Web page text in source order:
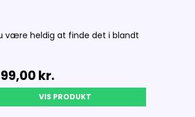
være heldig at finde det i blandt
kr.
VIS PRODUKT